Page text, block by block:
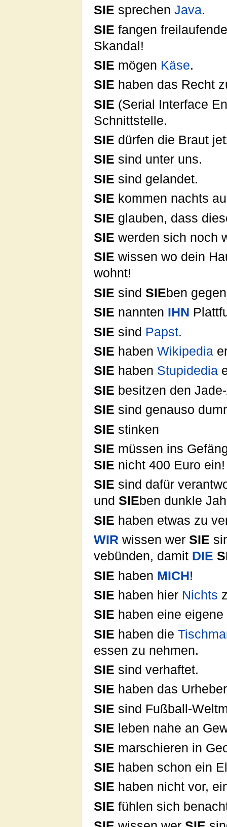
SIE sprechen Java.
SIE fangen
Skandal!
SIE mögen Käse.
SIE haben das Recht
SIE (Serial Interface
Schnittstelle.
SIE dürfen die Braut
SIE sind unter uns.
SIE sind gelandet.
SIE kommen nachts
SIE glauben, dass
SIE werden sich noch
SIE wissen wo dein
wohnt!
SIE sind SIEben
SIE nannten IHN
SIE sind Papst.
SIE haben Wikipedia
SIE haben Stupidedia
SIE besitzen den
SIE sind genauso
SIE stinken
SIE müssen ins
SIE nicht 400 Euro ein!
SIE sind dafür
und SIEben dunkle
SIE haben etwas zu
WIR wissen wer SIE
vebünden, damit DIE
SIE haben MICH!
SIE haben hier Nichts
SIE haben eine
SIE haben die
essen zu nehmen.
SIE sind verhaftet.
SIE haben das
SIE sind Fußball-
SIE leben nahe an
SIE marschieren in
SIE haben schon ein
SIE haben nicht vor,
SIE fühlen sich